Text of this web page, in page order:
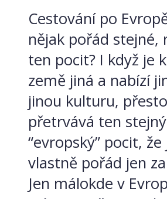
Cestování po
nějak pořád stejné,
ten pocit? I když je
země jiná a nabízí
jinou kulturu,
přetrvává ten stejný
“evropský” pocit, že
vlastně pořád jen
Jen málokde v